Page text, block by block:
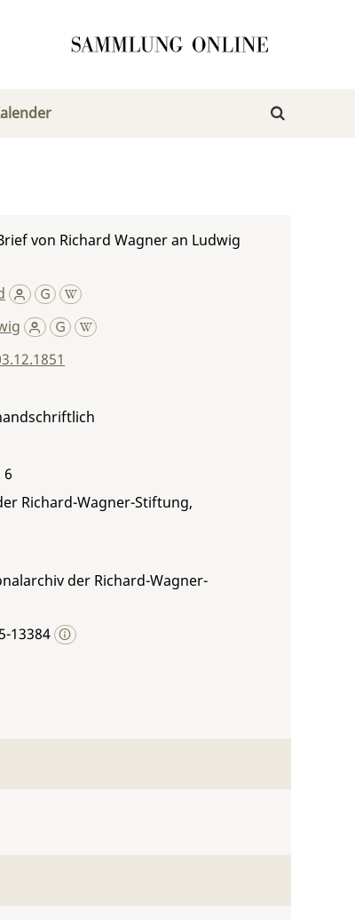
von Richard Wagner an Ludwig
6
Richard-Wagner-Stiftung,
der Richard-Wagner-
13384